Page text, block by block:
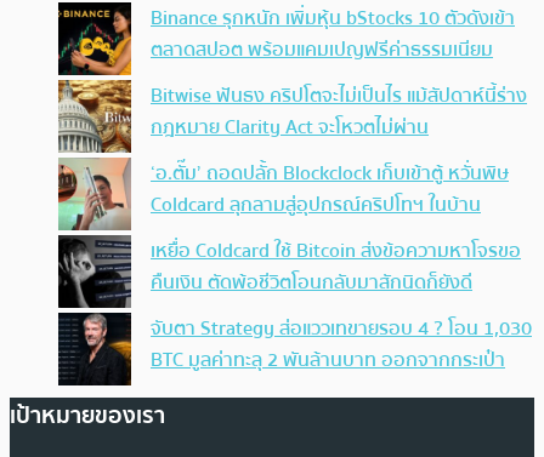
Binance รุกหนัก เพิ่มหุ้น bStocks 10 ตัวดังเข้า
ตลาดสปอต พร้อมแคมเปญฟรีค่าธรรมเนียม
Bitwise ฟันธง คริปโตจะไม่เป็นไร แม้สัปดาห์นี้ร่าง
กฎหมาย Clarity Act จะโหวตไม่ผ่าน
‘อ.ตั๊ม’ ถอดปลั้ก Blockclock เก็บเข้าตู้ หวั่นพิษ
Coldcard ลุกลามสู่อุปกรณ์คริปโทฯ ในบ้าน
เหยื่อ Coldcard ใช้ Bitcoin ส่งข้อความหาโจรขอ
คืนเงิน ตัดพ้อชีวิตโอนกลับมาสักนิดก็ยังดี
จับตา Strategy ส่อแววเทขายรอบ 4 ? โอน 1,030
BTC มูลค่าทะลุ 2 พันล้านบาท ออกจากกระเป๋า
เป้าหมายของเรา